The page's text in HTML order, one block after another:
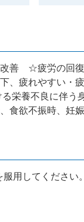
善 ☆疲労の回
、疲れやすい・
栄養不良に伴
食欲不振時、妊
用してください。